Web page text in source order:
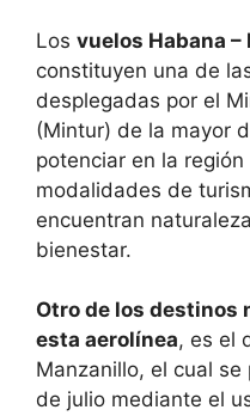
Los vuelos Habana –
constituyen una de
desplegadas por el
(Mintur) de la mayor
potenciar en la
modalidades de
encuentran
bienestar.
Otro de los destinos
esta aerolínea, es el
Manzanillo, el cual se
de julio mediante el